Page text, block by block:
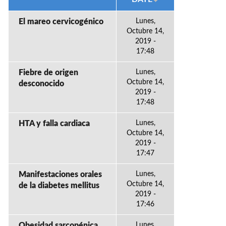
El mareo cervicogénico
Lunes,
Octubre 14,
2019 -
17:48
Fiebre de origen
desconocido
Lunes,
Octubre 14,
2019 -
17:48
HTA y falla cardiaca
Lunes,
Octubre 14,
2019 -
17:47
Manifestaciones orales
de la diabetes mellitus
Lunes,
Octubre 14,
2019 -
17:46